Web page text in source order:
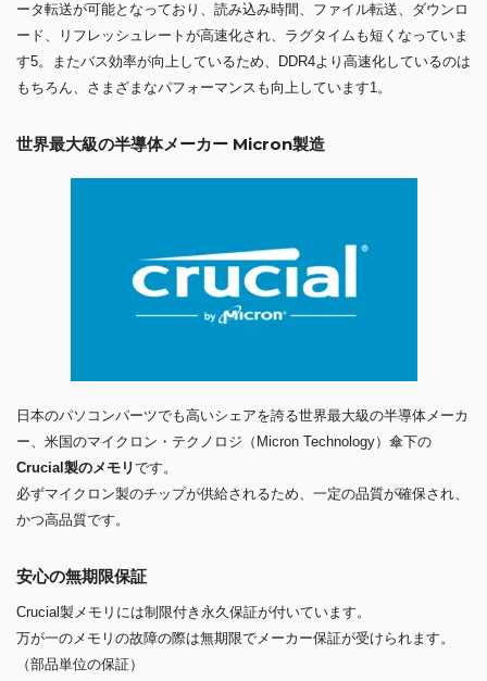
ータ転送が可能となっており、読み込み時間、ファイル転送、ダウンロ
ード、リフレッシュレートが高速化され、ラグタイムも短くなっていま
す5。またバス効率が向上しているため、DDR4より高速化しているのは
もちろん、さまざまなパフォーマンスも向上しています1。
世界最大級の半導体メーカー Micron製造
日本のパソコンパーツでも高いシェアを誇る世界最大級の半導体メーカ
ー、米国のマイクロン・テクノロジ（Micron Technology）傘下の
Crucial製のメモリです。
必ずマイクロン製のチップが供給されるため、一定の品質が確保され、
かつ高品質です。
安心の無期限保証
Crucial製メモリには制限付き永久保証が付いています。
万が一のメモリの故障の際は無期限でメーカー保証が受けられます。
（部品単位の保証）